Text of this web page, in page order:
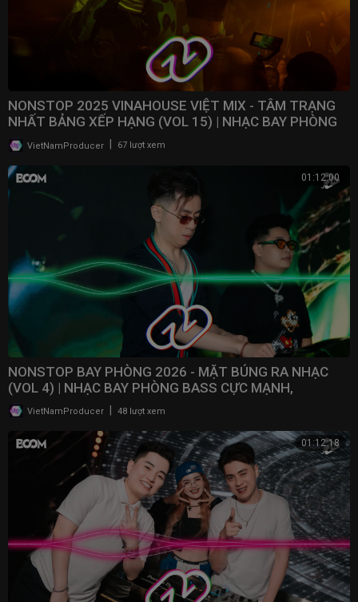
NONSTOP 2025 VINAHOUSE VIỆT MIX - TÂM TRẠNG
NHẤT BẢNG XẾP HẠNG (VOL 15) | NHẠC BAY PHÒNG
2025VietNamProducer 67 lượt xem
01:12:00
NONSTOP BAY PHÒNG 2026 - MẶT BÚNG RA NHẠC
(VOL 4) | NHẠC BAY PHÒNG BASS CỰC MẠNH,
NONSTOP 2025
VietNamProducer 48 lượt xem
01:12:18